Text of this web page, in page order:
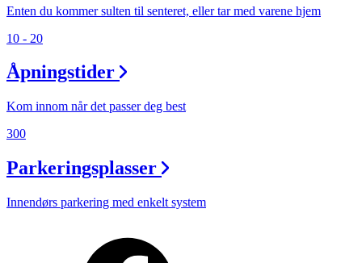
Enten du kommer sulten til senteret, eller tar med varene hjem
10 - 20
Åpningstider
Kom innom når det passer deg best
300
Parkeringsplasser
Innendørs parkering med enkelt system